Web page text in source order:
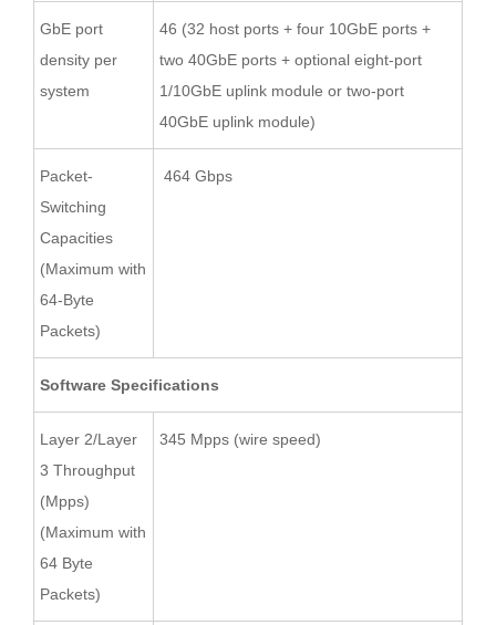
GbE port
density per
system
46 (32 host ports + four 10GbE ports +
two 40GbE ports + optional eight-port
1/10GbE uplink module or two-port
40GbE uplink module)
Packet-
Switching
Capacities
(Maximum with
64-Byte
Packets)
464 Gbps
Software Specifications
Layer 2/Layer
3 Throughput
(Mpps)
(Maximum with
64 Byte
Packets)
345 Mpps (wire speed)